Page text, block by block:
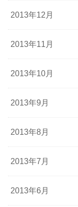
2013年12月
2013年11月
2013年10月
2013年9月
2013年8月
2013年7月
2013年6月